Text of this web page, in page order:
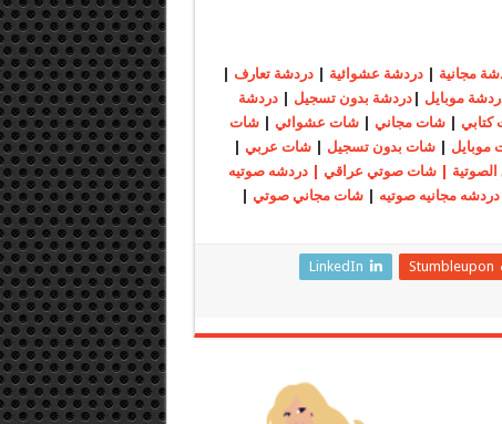
مجانية |دردشة عشوائية |دردشة تعارف
موبايل |دردشة بدون تسجيل |دردشة
|شات مجاني |شات عشوائي |شات
موبايل |شات بدون تسجيل |شات عربي
الصوتية | شات صوتي عراقي | دردشه صوتيه
دردشه مجانيه صوتيه |شات مجاني صوتي
Stumbleupon
LinkedIn